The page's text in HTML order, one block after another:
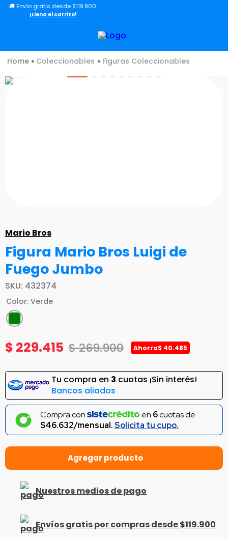
🚚 Envío gratis desde $119.900.
¡Llena el carrito!
Coleccionables Figuras Coleccionables
Mario Bros
Figura Mario Bros Luigi de
Fuego Jumbo
SKU: 432374
Color: Verde
$ 229.415 $269.900 Ahorra$ 40.485
Tu compra en 3 cuotas ¡Sin interés!
Bancos aliados
Compra con en 6cuotas de
$46.632/mensual.Solicita tu cupo.
Nuestros medios de pago
Envíos gratis por compras desde $119.900
TÉRMINOS MÁS BUSCADOS
3.
carro
4